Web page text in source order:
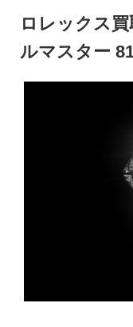
ロレックス
ルマスター